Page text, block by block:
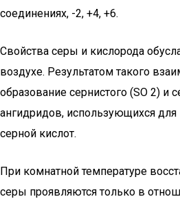
соединениях, -2, +4, +6.
Свойства серы и кислорода
воздухе. Результатом такого
образование сернистого (SO 2) и
ангидридов, использующихся для
серной кислот.
При комнатной температуре
серы проявляются только в